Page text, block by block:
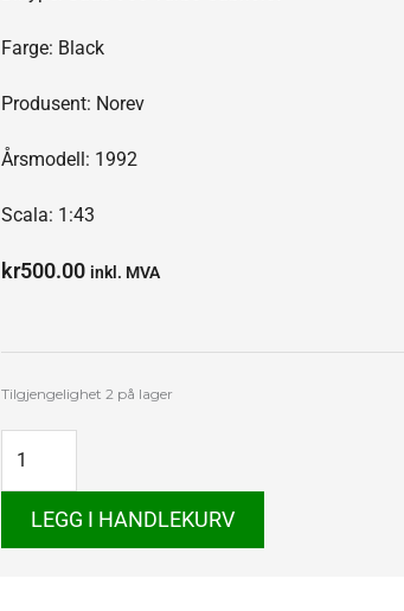
Farge: Black
Produsent: Norev
Årsmodell: 1992
Scala: 1:43
kr500.00 inkl. MVA
Tilgjengelighet 2 på lager
Saab
Turbo
Cabriolet
LEGG I HANDLEKURV